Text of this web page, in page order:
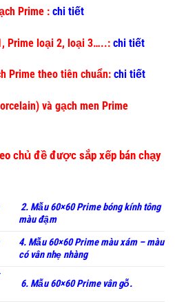
Prime : chi tiết
Prime loại 2, loại 3…..: chi tiết
Prime theo tiên chuẩn: chi tiết
và gạch men Prime
chủ đề được sắp xếp bán chạy
2. Mẫu 60×60 Prime bóng kính tông
màu đậm
4. Mẫu 60×60 Prime màu xám – màu
có vân nhẹ nhàng
6. Mẫu 60×60 Prime vân gỗ.